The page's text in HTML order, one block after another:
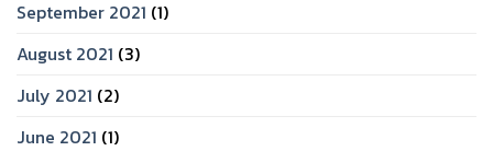
September 2021 (1)
August 2021 (3)
July 2021 (2)
June 2021 (1)